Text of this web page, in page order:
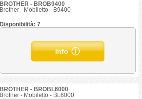
BROTHER - BROB9400
Brother - Mobiletto - B9400
Disponibilità: 7
Info
BROTHER - BROBL6000
Brother - Mobiletto - BL6000